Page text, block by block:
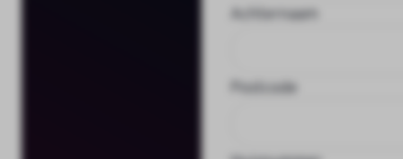
Achternaam
Postcode